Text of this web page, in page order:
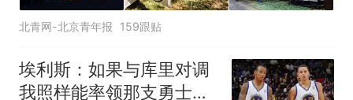
北青网-北京青年报 159跟贴
埃利斯：如果与库里对调
我照样能率领那支勇士取